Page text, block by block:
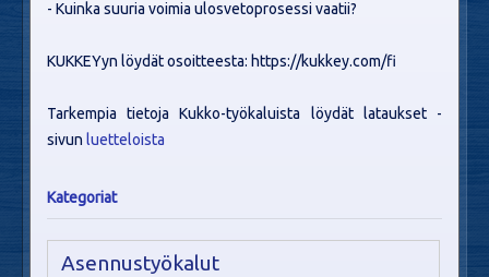
- Kuinka suuria voimia ulosvetoprosessi vaatii?
KUKKEYyn löydät osoitteesta: https://kukkey.com/fi
Tarkempia tietoja Kukko-työkaluista löydät lataukset -
sivun luetteloista
Kategoriat
Asennustyökalut